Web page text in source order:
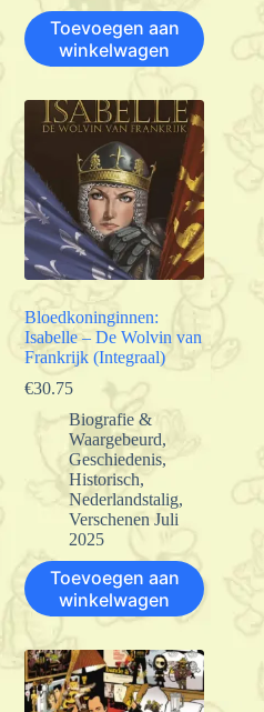
Toevoegen aan
winkelwagen
Bloedkoninginnen:
Isabelle – De Wolvin van
Frankrijk (Integraal)
€30.75
Biografie &
Waargebeurd,
Geschiedenis,
Historisch,
Nederlandstalig,
Verschenen Juli
2025
Toevoegen aan
winkelwagen